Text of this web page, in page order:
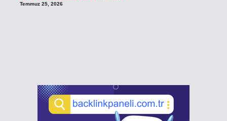
Temmuz 25, 2026